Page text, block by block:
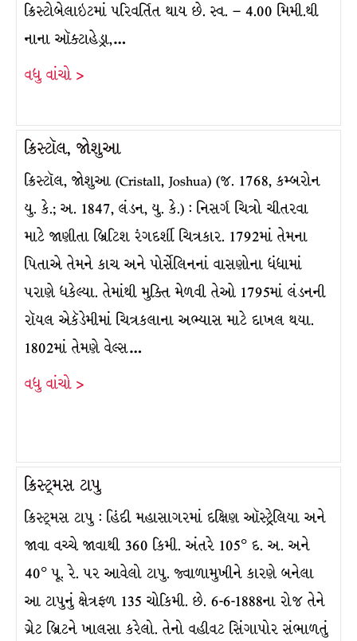
ક્રિસ્ટોબેલાઇટમાં પરિવર્તિત થાય છે. સ્વ. – 4.00 મિમી.થી
નાના ઑક્ટાહેડ્રા,…
વધુ વાંચો >
ક્રિસ્ટૉલ, જોશુઆ
ક્રિસ્ટૉલ, જોશુઆ (Cristall, Joshua) (જ. 1768, કમ્બરોન
યુ. કે.; અ. 1847, લંડન, યુ. કે.) : નિસર્ગ ચિત્રો ચીતરવા
માટે જાણીતા બ્રિટિશ રંગદર્શી ચિત્રકાર. 1792માં તેમના
પિતાએ તેમને કાચ અને પોર્સેલિનનાં વાસણોના ધંધામાં
પરાણે ધકેલ્યા. તેમાંથી મુક્તિ મેળવી તેઓ 1795માં લંડનની
રૉયલ એકૅડેમીમાં ચિત્રકલાના અભ્યાસ માટે દાખલ થયા.
1802માં તેમણે વેલ્સ…
વધુ વાંચો >
ક્રિસ્ટ્મસ ટાપુ
ક્રિસ્ટ્મસ ટાપુ : હિંદી મહાસાગરમાં દક્ષિણ ઑસ્ટ્રેલિયા અને
જાવા વચ્ચે જાવાથી 360 કિમી. અંતરે 105° દ. અ. અને
40° પૂ. રે. પર આવેલો ટાપુ. જ્વાળામુખીને કારણે બનેલા
આ ટાપુનું ક્ષેત્રફળ 135 ચોકિમી. છે. 6-6-1888ના રોજ તેને
ગ્રેટ બ્રિટને ખાલસા કરેલો. તેનો વહીવટ સિંગાપોર સંભાળતું